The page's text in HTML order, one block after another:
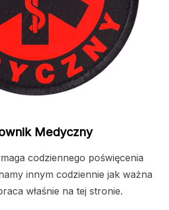
Medyczny
codziennego poświęcenia
innym codziennie jak ważna
właśnie na tej stronie.